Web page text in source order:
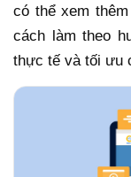
có thể xem thêm
cách làm theo
thực tế và tối ưu